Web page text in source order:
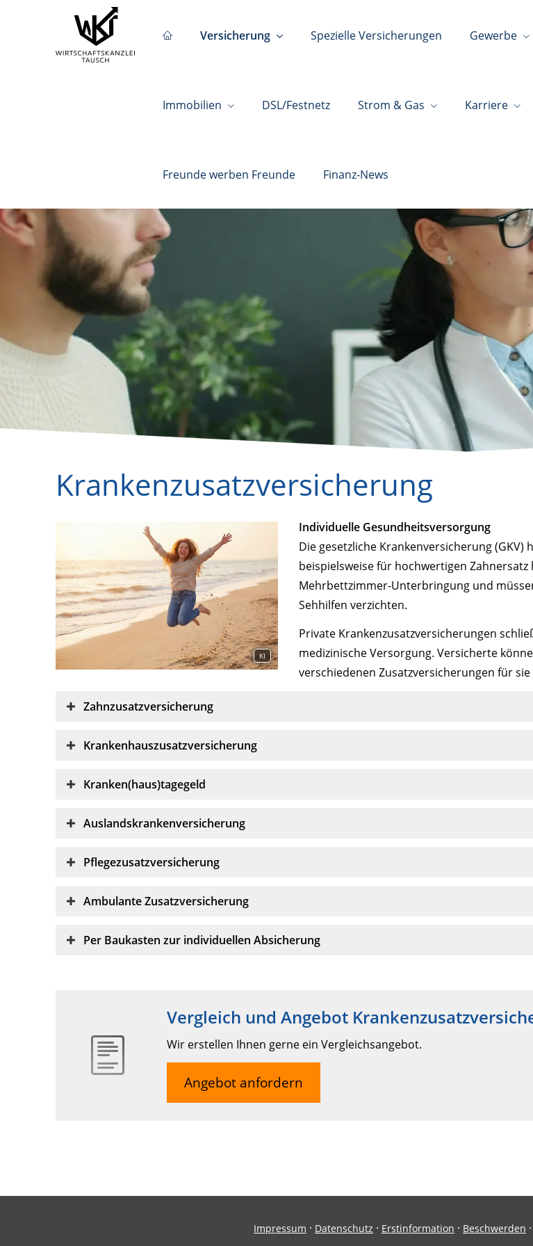
Versicherung Spezielle Versicherungen Gewerbe
Immobilien DSL/Festnetz Strom & Gas Karriere
Freunde werben Freunde Finanz-News
Krankenzusatzversicherung
KI
Individuelle Gesundheitsversorgung
Die gesetzliche Krankenversicherung
beispielsweise für hochwertigen
Mehrbettzimmer-Unterbringung und
Sehhilfen verzichten.
Private Krankenzusatzversicherungen
medizinische Versorgung. Versicherte
verschiedenen Zusatzversicherungen für
Zahnzusatzversicherung
Krankenhauszusatzversicherung
Kranken(haus)tagegeld
Auslandskrankenversicherung
Pflegezusatzversicherung
Ambulante Zusatzversicherung
Per Baukasten zur individuellen Absicherung
Vergleich und Angebot
Wir erstellen Ihnen gerne ein Vergleichsangebot.
Angebot anfordern
Impressum · Datenschutz · Erstinformation · Beschwerden ·